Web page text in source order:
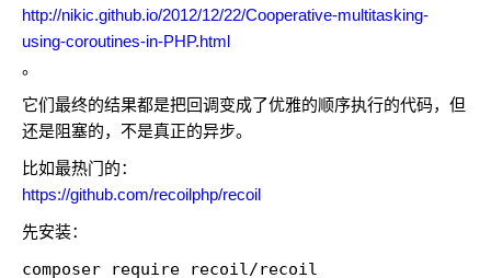
http://nikic.github.io/2012/12/22/Cooperative-multitasking-
using-coroutines-in-PHP.html
。
它们最终的结果都是把回调变成了优雅的顺序执行的代码，但
还是阻塞的，不是真正的异步。
比如最热门的：
https://github.com/recoilphp/recoil
先安装：
composer require recoil/recoil